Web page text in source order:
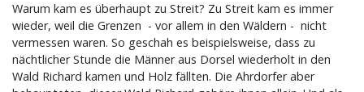
Warum kam es überhaupt zu Streit? Zu Streit kam es immer
wieder, weil die Grenzen - vor allem in den Wäldern - nicht
vermessen waren. So geschah es beispielsweise, dass zu
nächtlicher Stunde die Männer aus Dorsel wiederholt in den
Wald Richard kamen und Holz fällten. Die Ahrdorfer aber